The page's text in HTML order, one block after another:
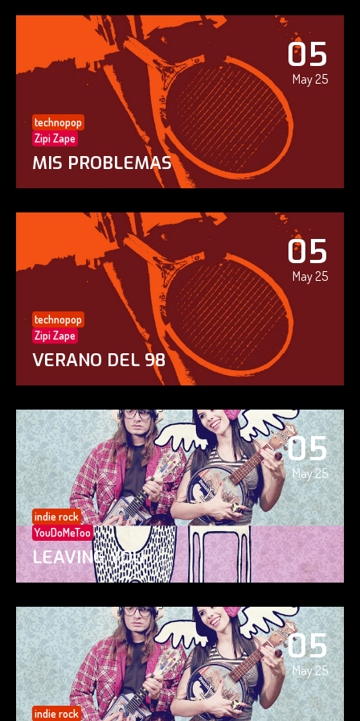
05
May 25
technopop
Zipi Zape
MIS PROBLEMAS
05
May 25
technopop
Zipi Zape
VERANO DEL 98
05
May 25
indie rock
YouDoMeToo
LEAVING YOU
05
May 25
indie rock